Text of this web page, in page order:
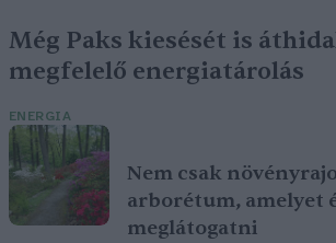
Még Paks kiesését is
megfelelő energiatárolás
ENERGIA
Nem csak
arborétum, amelyet
meglátogatni